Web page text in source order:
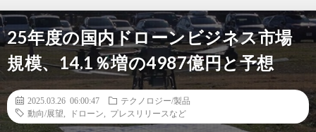
25年度の国内ドローンビジネス市場
規模、14.1％増の4987億円と予想
2025.03.26 06:00:47
テクノロジー/製品
動向/展望
ドローン プレスリリースなど